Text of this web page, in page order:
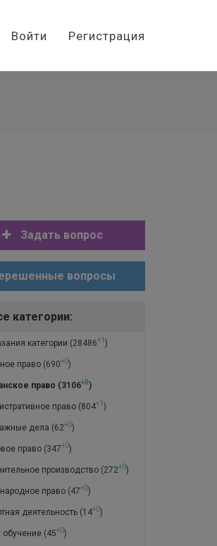
Войти Регистрация
Задать вопрос
вопросы
категории:
категории (28486+1 )
право(690+0)
право (3106+0)
право(804+1 )
дела (62+0)
право(347+0)
производство(272+0)
право(47+0)
деятельность(14+0)
обучение(45+0)